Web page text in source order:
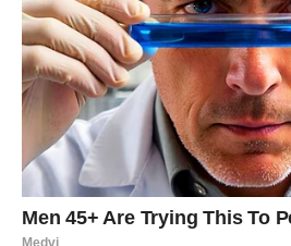
Ponekad je dovoljna samo jedna
cijele priče. Zvijezde poručuju da
mogao stići onda kada ga